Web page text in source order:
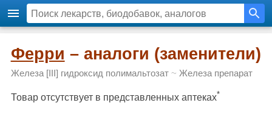
Ферри – аналоги (заменители)
Железа [III] гидроксид полимальтозат~ Железа препарат
Товар отсутствует в представленных аптеках*